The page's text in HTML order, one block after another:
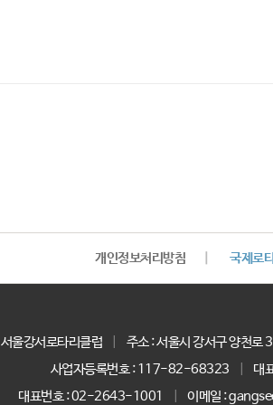
개인정보처리방침 국제로
서울강서로타리클럽
주소 : 서울시 강서구 양천
사업자등록번호 :117-82-68323 대
대표번호 :02-2643-1001 이메일 :